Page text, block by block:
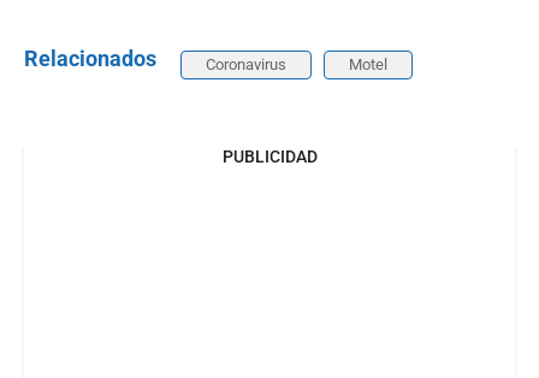
Relacionados Coronavirus Motel
PUBLICIDAD